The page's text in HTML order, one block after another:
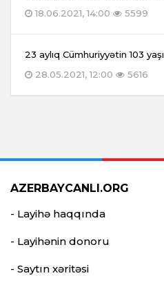
18.06.2021, 14:00
5599
23 aylıq Cümhuriyyətin 103 yaşı
28.05.2021, 12:00
5616
AZERBAYCANLI.ORG
- Layihə haqqında
- Layihənin donoru
- Saytın xəritəsi